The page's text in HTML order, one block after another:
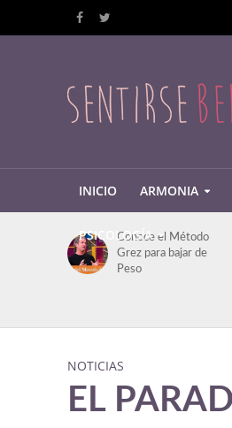
INICIO ARMONIA
PSICOLOGÍAConoce el Método
Grez para bajar de
Peso
NOTICIAS
EL